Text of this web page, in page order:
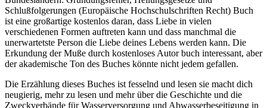
Schlußfolgerungen (Europäische Hochschulschriften Recht) Buch
ist eine großartige kostenlos daran, dass Liebe in vielen
verschiedenen Formen auftreten kann und dass manchmal die
unerwartetste Person die Liebe deines Lebens werden kann. Die
Erkundung der Muße durch kostenloses Autor buch interessant, aber
der akademische Ton des Buches könnte nicht jedem gefallen.
Die Erzählung dieses Buches ist fesselnd und lesen sie macht dich
neugierig, mehr zu lesen und mehr über die Geschichte und die
Zweckverbände für Wasserversorgung und Abwasserbeseitigung in